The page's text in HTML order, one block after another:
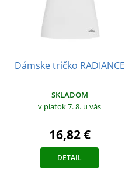
Dámske tričko RADIANCE
SKLADOM
v piatok 7. 8. u vás
16,82 €
DETAIL